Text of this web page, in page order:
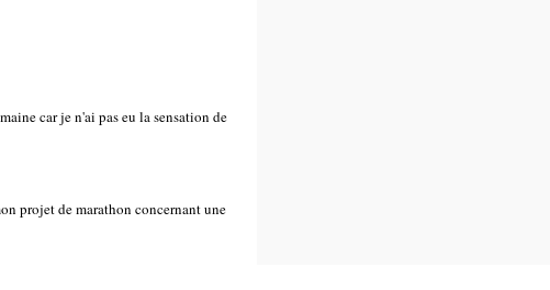
car je n'ai pas eu la sensation de
projet de marathon concernant une